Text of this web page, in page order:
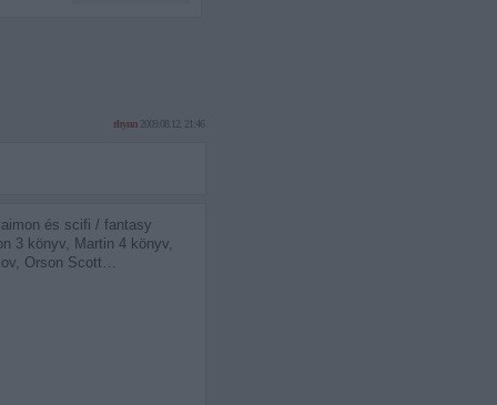
rhynn 2009.08.12. 21:46
és scifi / fantasy
3 könyv, Martin 4 könyv,
Orson Scott…